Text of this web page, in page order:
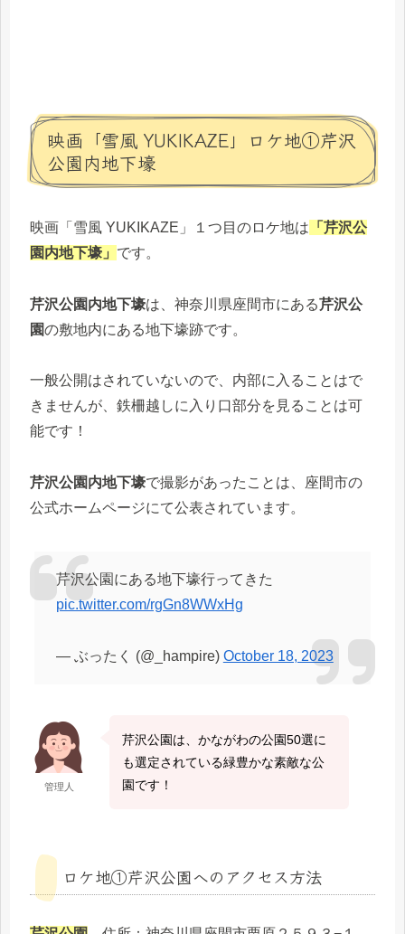
映画「雪風 YUKIKAZE」ロケ地①芹沢
公園内地下壕
映画「雪風 YUKIKAZE」１つ目のロケ地は 「芹沢公
園内地下壕」 です。
芹沢公園内地下壕は、神奈川県座間市にある芹沢公
園の敷地内にある地下壕跡です。
一般公開はされていないので、内部に入ることはで
きませんが、鉄柵越しに入り口部分を見ることは可
能です！
芹沢公園内地下壕で撮影があったことは、座間市の
公式ホームページにて公表されています。
芹沢公園にある地下壕行ってきた
pic.twitter.com/rgGn8WWxHg
— ぶったく (@_hampire) October 18, 2023
管理人
芹沢公園は、かながわの公園50選に
も選定されている緑豊かな素敵な公
園です！
ロケ地①芹沢公園へのアクセス方法